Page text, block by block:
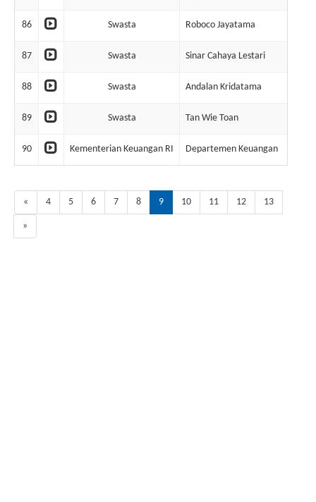
86 Swasta Roboco Jayatama
87 Swasta Sinar Cahaya Lestari
88 Swasta Andalan Kridatama
89 Swasta Tan Wie Toan
90 Kementerian Keuangan RI Departemen Keuangan
« 4 5 6 7 8 9 10 11 12 13
»